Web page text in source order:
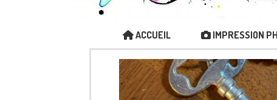
ACCUEIL IMPRESSION